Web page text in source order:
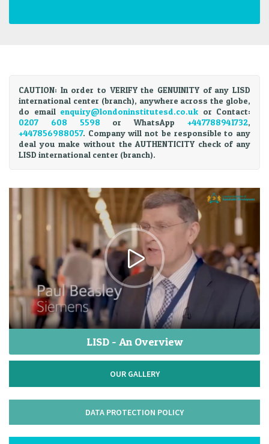
CAUTION: In order to VERIFY the GENUINITY of any LISD
international center (branch), anywhere across the globe,
do email enquiry@londoninstitutesd.co.uk or Contact:
0207 608 5598 or WhatsApp+447788941732,
+447856988057. Company will not be responsible to any
deal you make without the AUTHENTICITY check of any
LISD international center (branch).
LISD - An Overview
OUR GALLERY
DATA PROTECTION POLICY